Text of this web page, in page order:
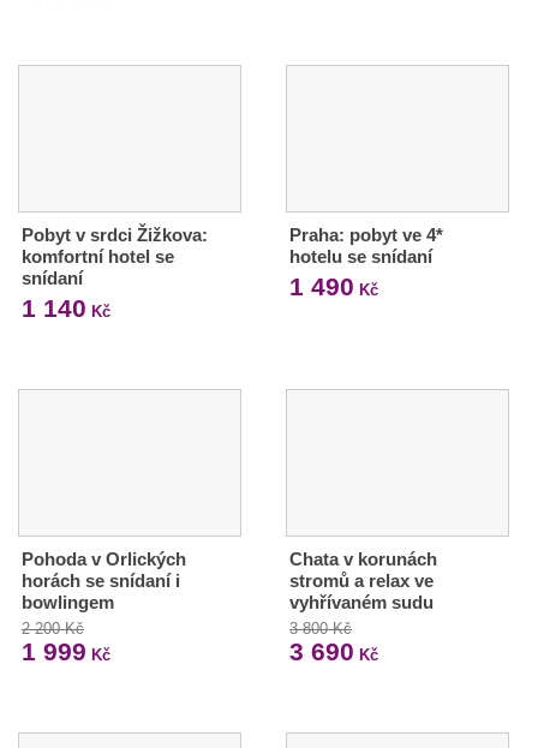
Pobyt v srdci Žižkova:
komfortní hotel se
snídaní
1 140 Kč
Praha: pobyt ve 4*
hotelu se snídaní
1 490 Kč
Pohoda v Orlických
horách se snídaní i
bowlingem
2 200 Kč
1 999 Kč
Chata v korunách
stromů a relax ve
vyhřívaném sudu
3 800 Kč
3 690 Kč